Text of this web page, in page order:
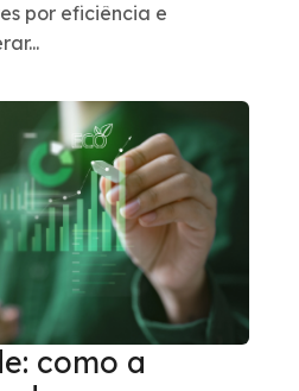
por eficiência e
como a